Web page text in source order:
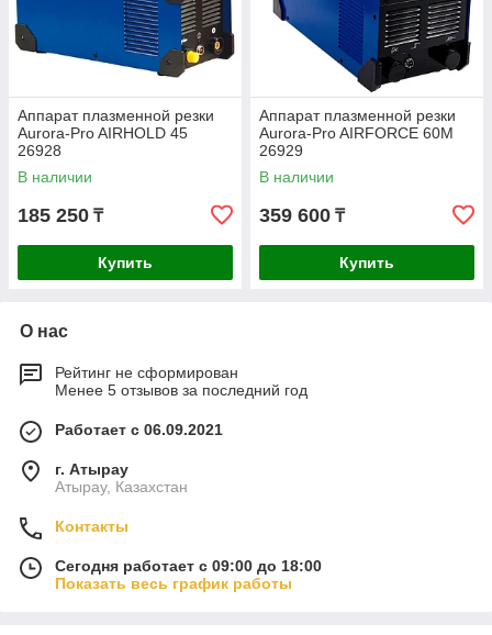
Аппарат плазменной резки
Aurora-Pro AIRHOLD 45
26928
В наличии
185 250 ₸
Купить
Аппарат плазменной резки
Aurora-Pro AIRFORCE 60М
26929
В наличии
359 600 ₸
Купить
О нас
Рейтинг не сформирован
Менее 5 отзывов за последний год
Работает с 06.09.2021
г. Атырау
Атырау, Казахстан
Контакты
Сегодня работает с 09:00 до 18:00
Показать весь график работы